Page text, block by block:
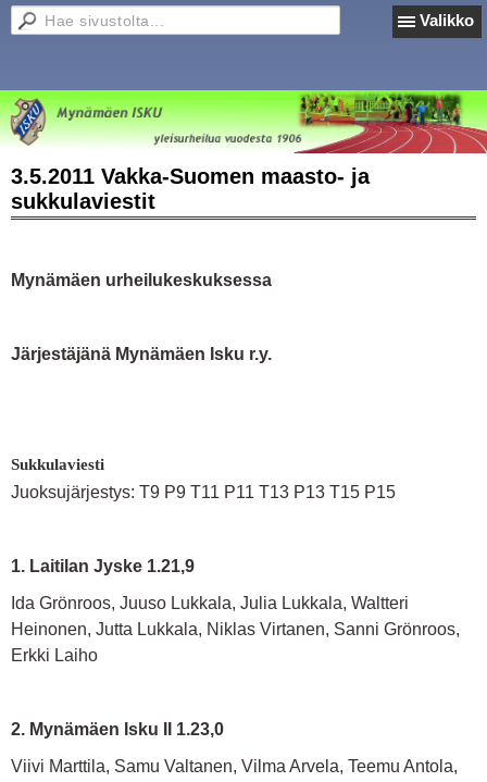
Valikko
3.5.2011 Vakka-Suomen maasto- ja
sukkulaviestit
Mynämäen urheilukeskuksessa
Järjestäjänä Mynämäen Isku r.y.
Sukkulaviesti
Juoksujärjestys: T9 P9 T11 P11 T13 P13 T15 P15
1. Laitilan Jyske 1.21,9
Ida Grönroos, Juuso Lukkala, Julia Lukkala, Waltteri
Heinonen, Jutta Lukkala, Niklas Virtanen, Sanni Grönroos,
Erkki Laiho
2. Mynämäen Isku II 1.23,0
Viivi Marttila, Samu Valtanen, Vilma Arvela, Teemu Antola,